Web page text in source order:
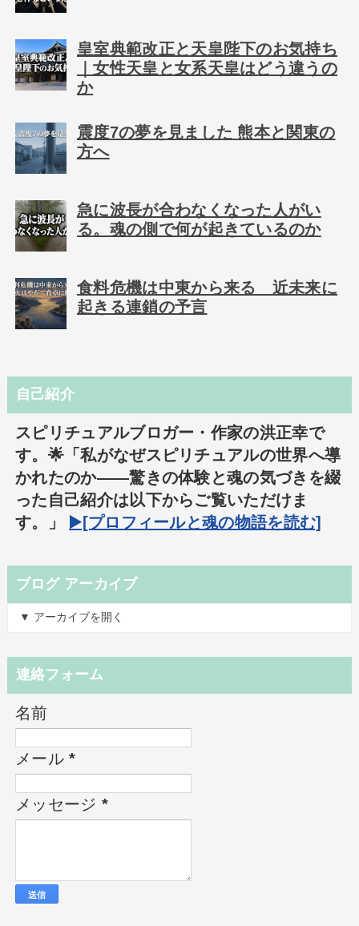
皇室典範改正と天皇陛下のお気持ち
｜女性天皇と女系天皇はどう違うの
か
震度7の夢を見ました 熊本と関東の
方へ
急に波長が合わなくなった人がい
る。魂の側で何が起きているのか
食料危機は中東から来る 近未来に
起きる連鎖の予言
自己紹介
スピリチュアルブロガー・作家の洪正幸で
す。🌟「私がなぜスピリチュアルの世界へ導
かれたのか――驚きの体験と魂の気づきを綴
った自己紹介は以下からご覧いただけま
す。」
▶️[プロフィールと魂の物語を読む]
ブログ アーカイブ
▼ アーカイブを開く
連絡フォーム
名前
メール*
メッセージ *